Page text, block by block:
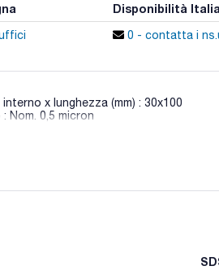
Disponibilità Italia
0 - contatta i
x lunghezza (mm) : 30x100
Nom. 0,5 micron
microfibra di quarzo estremamente